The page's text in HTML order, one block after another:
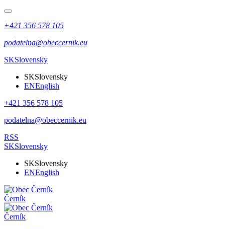
+421 356 578 105
podatelna@obeccernik.eu
SKSlovensky
SKSlovensky
ENEnglish
+421 356 578 105
podatelna@obeccernik.eu
RSS
SKSlovensky
SKSlovensky
ENEnglish
Černík
Černík